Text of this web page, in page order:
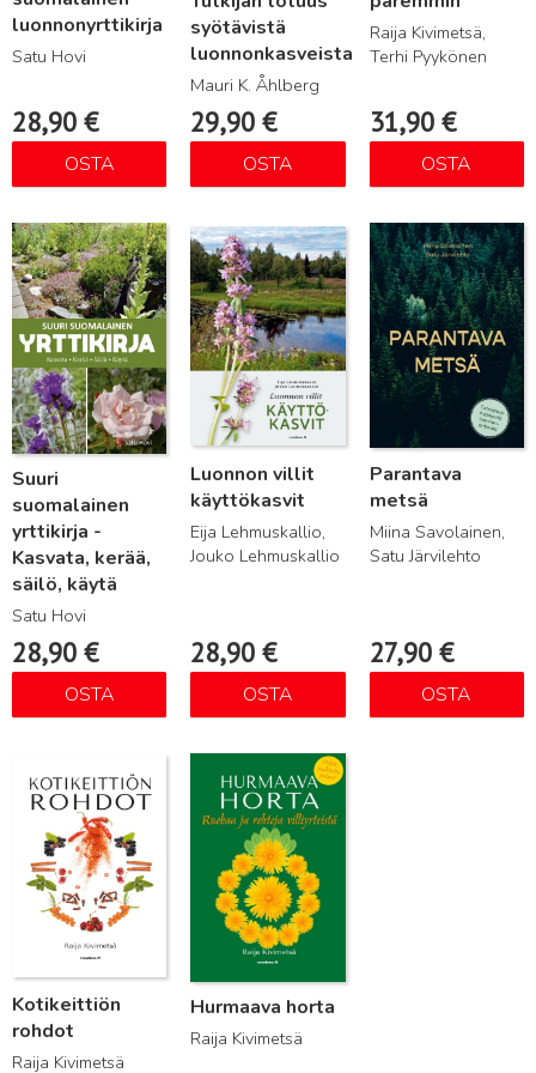
luonnonyrttikirja
Satu Hovi
28,90 €
OSTA
syötävistä
luonnonkasveista
Mauri K. Åhlberg
29,90€
OSTA
Raija Kivimetsä,
Terhi Pyykönen
31,90 €
OSTA
Suuri
suomalainen
yrttikirja -
Kasvata, kerää,
säilö, käytä
Satu Hovi
28,90 €
OSTA
Lue lisää
Luonnon villit
käyttökasvit
Eija Lehmuskallio,
Jouko Lehmuskallio
28,90€
OSTA
Lue lisää
Parantava
metsä
Miina Savolainen,
Satu Järvilehto
27,90 €
OSTA
Lue lisää
Kotikeittiön
rohdot
Raija Kivimetsä
Hurmaava horta
Raija Kivimetsä